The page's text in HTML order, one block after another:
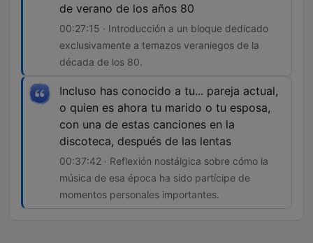
de verano de los años 80
00:27:15 · Introducción a un bloque dedicado
exclusivamente a temazos veraniegos de la
década de los 80.
Incluso has conocido a tu... pareja actual,
o quien es ahora tu marido o tu esposa,
con una de estas canciones en la
discoteca, después de las lentas
00:37:42 · Reflexión nostálgica sobre cómo la
música de esa época ha sido partícipe de
momentos personales importantes.